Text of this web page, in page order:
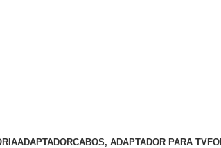
ADAPTADORCABOS, ADAPTADOR PARA TV